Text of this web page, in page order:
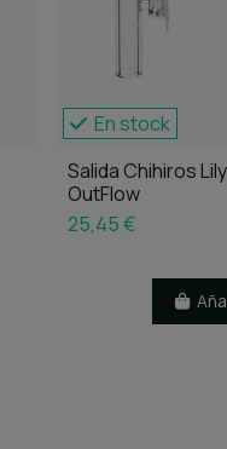
En stock
Salida Chihiros
OutFlow
25,45 €